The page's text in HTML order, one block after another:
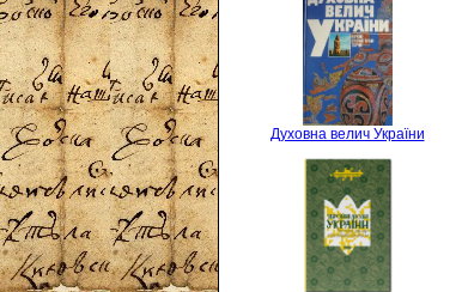
Духовна велич України